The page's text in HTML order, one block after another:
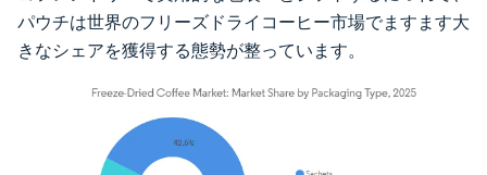
パウチは世界のフリーズドライコーヒー市場でますます大
きなシェアを獲得する態勢が整っています。